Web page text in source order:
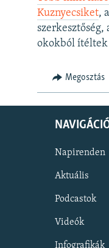
Kuznyecsiket,
okokból ítéltek
Megosztás
Napirenden
Aktuális
Podcastok
Videók
Infografikák